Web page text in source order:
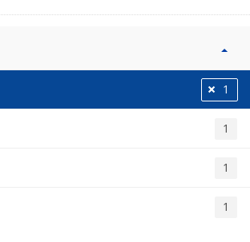
1
1
1
1